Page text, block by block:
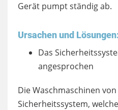
Gerät pumpt ständig ab.
Ursachen und
Das
angesprochen
Die Waschmaschinen
Sicherheitssystem,